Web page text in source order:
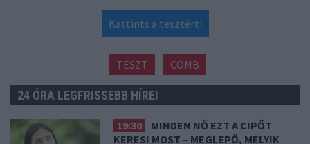
Kattints a tesztért!
TESZT COMB
24 ÓRA LEGFRISSEBB HÍREI
19:30
MINDEN NŐ EZT A CIPŐT
KERESI MOST – MEGLEPŐ, MELYIK